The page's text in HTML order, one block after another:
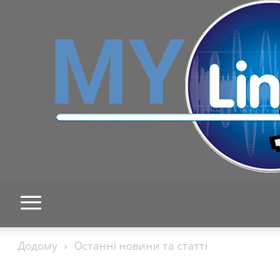
Додому
Останні новини та статті